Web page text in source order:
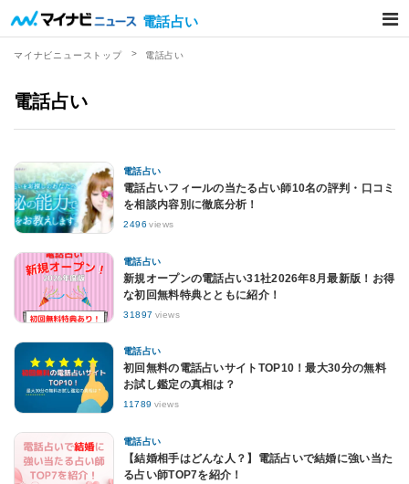
電話占い
マイナビニューストップ 電話占い
電話占い
電話占い
電話占いフィールの当たる占い師10名の評判・口コミ
を相談内容別に徹底分析！
2496 views
電話占い
新規オープンの電話占い31社2026年8月最新版！お得
な初回無料特典とともに紹介！
31897 views
電話占い
初回無料の電話占いサイトTOP10！最大30分の無料
お試し鑑定の真相は？
11789 views
電話占い
【結婚相手はどんな人？】電話占いで結婚に強い当た
る占い師TOP7を紹介！